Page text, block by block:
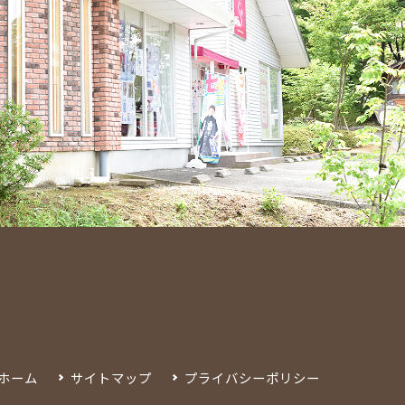
ーム サイトマップ プライバシーポリシー